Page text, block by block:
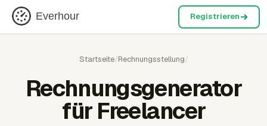
Everhour Registrieren
Startseite/Rechnungsstellung/
Rechnungsgenerator
für Freelancer